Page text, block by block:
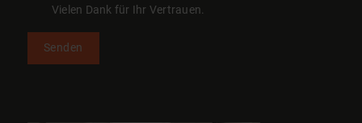
Vielen Dank für Ihr Vertrauen.
Senden